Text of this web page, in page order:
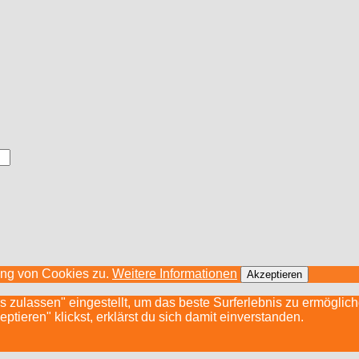
von Cookies zu. Weitere Informationen Akzeptieren
eingestellt, um das beste Surferlebnis zu
klickst, erklärst du sich damit einverstanden.